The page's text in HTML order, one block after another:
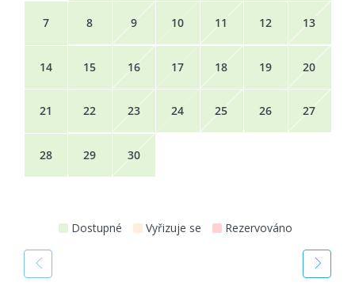
7 8 9 10 11 12 13
14 15 16 17 18 19 20
21 22 23 24 25 26 27
28 29 30
Dostupné Vyřizuje se Rezervováno